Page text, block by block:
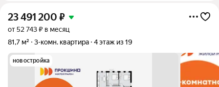
23 491 200 ₽
от 52 743 ₽ в месяц
81,7 м²
3-комн. квартира 4 этаж из 19
новостройка